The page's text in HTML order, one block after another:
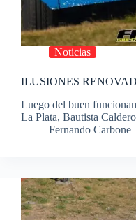
Noticias
ILUSIONES
Luego del buen
La Plata, Bautista
Fernando Carbone